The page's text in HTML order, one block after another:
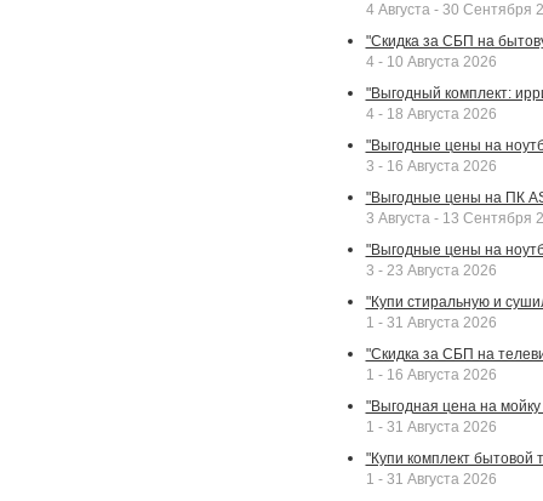
4 Августа - 30 Сентября
"Скидка за СБП на
4 - 10 Августа 2026
"Выгодный комплект:
4 - 18 Августа 2026
"Выгодные цены на
3 - 16 Августа 2026
"Выгодные цены на ПК
3 Августа - 13 Сентября
"Выгодные цены на
3 - 23 Августа 2026
"Купи стиральную и
1 - 31 Августа 2026
"Скидка за СБП на
1 - 16 Августа 2026
"Выгодная цена на
1 - 31 Августа 2026
"Купи комплект бытовой
1 - 31 Августа 2026